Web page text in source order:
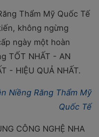
Thẩm Mỹ Quốc Tế
không ngừng
ngày một hoàn
TỐT NHẤT - AN
- HIỆU QUẢ NHẤT.
Niềng Răng Thẩm Mỹ
Quốc Tế
CÔNG NGHỆ NHA